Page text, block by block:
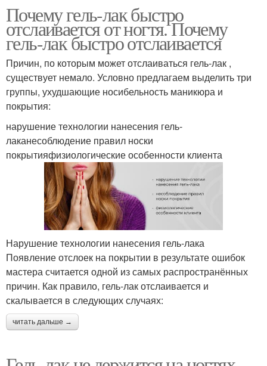
Почему гель-лак быстро
отслаивается от ногтя. Почему
гель-лак быстро отслаивается
Причин, по которым может отслаиваться гель-лак ,
существует немало. Условно предлагаем выделить три
группы, ухудшающие носибельность маникюра и
покрытия:
нарушение технологии нанесения гель-
лаканесоблюдение правил носки
покрытияфизиологические особенности клиента
Нарушение технологии нанесения гель-лака
Появление отслоек на покрытии в результате ошибок
мастера считается одной из самых распространённых
причин. Как правило, гель-лак отслаивается и
скалывается в следующих случаях:
читать дальше →